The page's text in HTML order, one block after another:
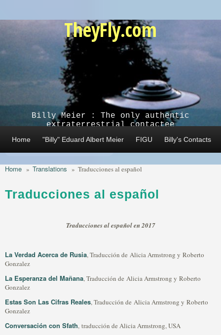
TheyFly.com
Billy Meier : The only authentic
extraterrestrial contactee
Home "Billy" Eduard Albert Meier FIGU Billy's Contacts
Home » Translations » Traducciones al español
Traducciones al español
Traducciones al español en 2017
La Verdad Acerca de Rusia, Traducción de Alicia Armstrong y Roberto
Gonzalez
La Esperanza del Mañana, Traducción de Alicia Armstrong y Roberto
Gonzalez
Estas Son Las Cifras Reales, Traducción de Alicia Armstrong y Roberto
Gonzalez
Conversación con Sfath, traducción de Alicia Armstrong, USA